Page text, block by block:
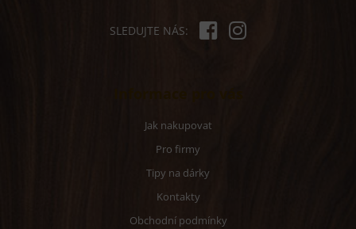
SLEDUJTE NÁS:
Jak nakupovat
Pro firmy
Tipy na dárky
Kontakty
Obchodní podmínky